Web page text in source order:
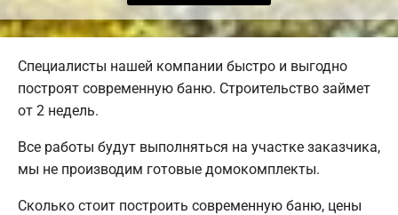
Специалисты нашей компании быстро и выгодно
построят современную баню. Строительство займет
от 2 недель.
Все работы будут выполняться на участке заказчика,
мы не производим готовые домокомплекты.
Сколько стоит построить современную баню, цены